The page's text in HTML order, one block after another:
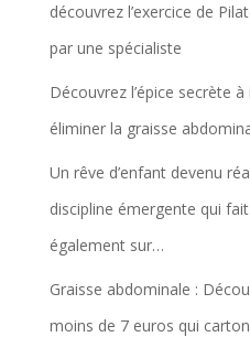
découvrez l’exercice de
par une spécialiste
Découvrez l’épice secrète
éliminer la graisse
Un rêve d’enfant devenu
discipline émergente qui
également sur…
Graisse abdominale :
moins de 7 euros qui